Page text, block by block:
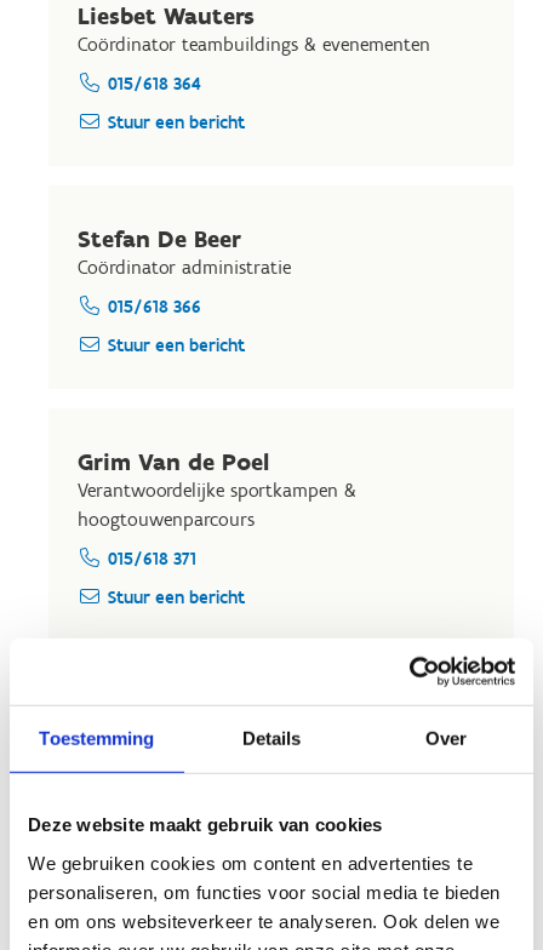
Toestemming Details Over
Deze website maakt gebruik van cookies
We gebruiken cookies om content en advertenties te
personaliseren, om functies voor social media te bieden
en om ons websiteverkeer te analyseren. Ook delen we
Liesbet Wauters
Coördinator teambuildings & evenementen
015/618 364
Stuur een bericht
Stefan De Beer
Coördinator administratie
015/618 366
Stuur een bericht
Grim Van de Poel
Verantwoordelijke sportkampen &
hoogtouwenparcours
015/618 371
Stuur een bericht
Wout Diddens
Verantwoordelijke sportklassen en sportdagen
015/618 365
Stuur een bericht
Els Nauwelaerts